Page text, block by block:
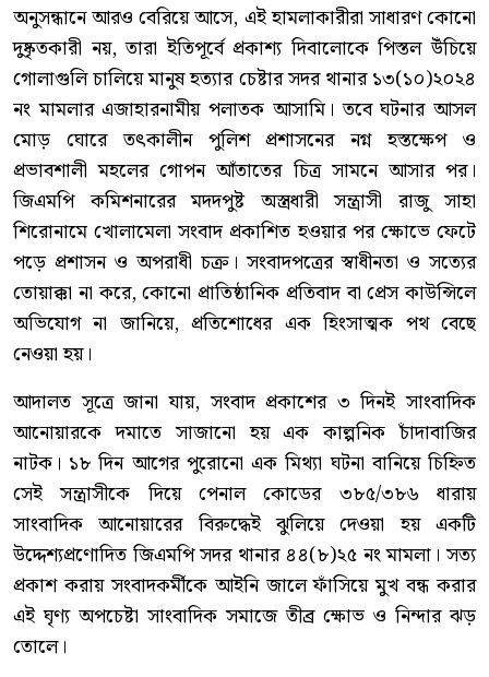
অনুসন্ধানে আরও বেরিয়ে আসে, এই হামলাকারীরা সাধারণ কোনো
দুষ্কৃতকারী নয়, তারা ইতিপূর্বে প্রকাশ্য দিবালোকে পিস্তল উঁচিয়ে
গোলাগুলি চালিয়ে মানুষ হত্যার চেষ্টার সদর থানার ১৩(১০)২০২৪
নং মামলার এজাহারনামীয় পলাতক আসামি। তবে ঘটনার আসল
মোড় ঘোরে তৎকালীন পুলিশ প্রশাসনের নগ্ন হস্তক্ষেপ ও
প্রভাবশালী মহলের গোপন আঁতাতের চিত্র সামনে আসার পর।
জিএমপি কমিশনারের মদদপুষ্ট অস্ত্রধারী সন্ত্রাসী রাজু সাহা
শিরোনামে খোলামেলা সংবাদ প্রকাশিত হওয়ার পর ক্ষোভে ফেটে
পড়ে প্রশাসন ও অপরাধী চক্র। সংবাদপত্রের স্বাধীনতা ও সত্যের
তোয়াক্কা না করে, কোনো প্রাতিষ্ঠানিক প্রতিবাদ বা প্রেস কাউন্সিলে
অভিযোগ না জানিয়ে, প্রতিশোধের এক হিংসাত্মক পথ বেছে
নেওয়া হয়।
আদালত সূত্রে জানা যায়, সংবাদ প্রকাশের ৩ দিনই সাংবাদিক
আনোয়ারকে দমাতে সাজানো হয় এক কাল্পনিক চাঁদাবাজির
নাটক। ১৮ দিন আগের পুরোনো এক মিথ্যা ঘটনা বানিয়ে চিহ্নিত
সেই সন্ত্রাসীকে দিয়ে পেনাল কোডের ৩৮৫/৩৮৬ ধারায়
সাংবাদিক আনোয়ারের বিরুদ্ধেই ঝুলিয়ে দেওয়া হয় একটি
উদ্দেশ্যপ্রণোদিত জিএমপি সদর থানার ৪৪(৮)২৫ নং মামলা। সত্য
প্রকাশ করায় সংবাদকর্মীকে আইনি জালে ফাঁসিয়ে মুখ বন্ধ করার
এই ঘৃণ্য অপচেষ্টা সাংবাদিক সমাজে তীব্র ক্ষোভ ও নিন্দার ঝড়
তোলে।